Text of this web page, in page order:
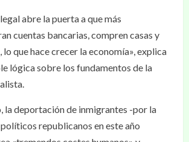
abre la puerta a que más
cuentas bancarias, compren casas y
que hace crecer la economía», explica
lógica sobre los fundamentos de la
la deportación de inmigrantes -por la
republicanos en este año